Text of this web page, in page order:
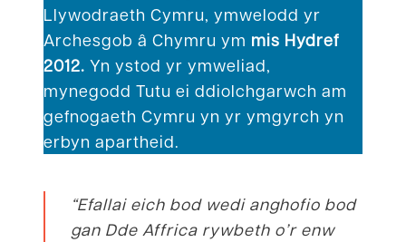
Llywodraeth Cymru, ymwelodd yr
Archesgob â Chymru ym mis Hydref
2012. Yn ystod yr ymweliad,
mynegodd Tutu ei ddiolchgarwch am
gefnogaeth Cymru yn yr ymgyrch yn
erbyn apartheid.
“Efallai eich bod wedi anghofio bod
gan Dde Affrica rywbeth o’r enw